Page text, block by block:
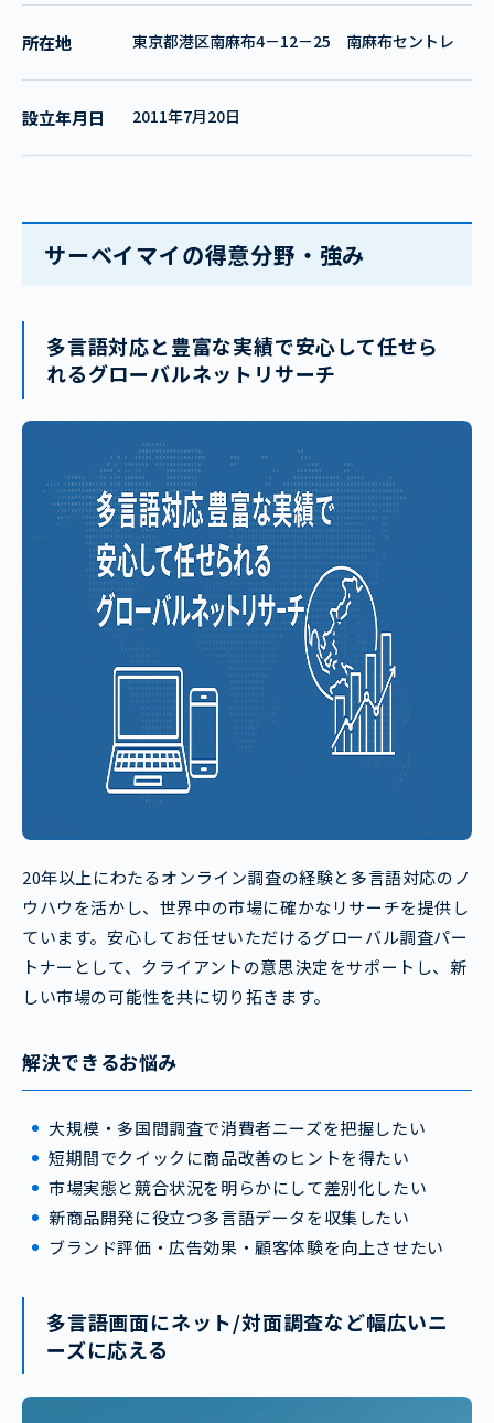
所在地 東京都港区南麻布4－12－25 南麻布セントレ
設立年月日 2011年7月20日
サーベイマイの得意分野・強み
多言語対応と豊富な実績で安心して任せら
れるグローバルネットリサーチ
20年以上にわたるオンライン調査の経験と多言語対応のノ
ウハウを活かし、世界中の市場に確かなリサーチを提供し
ています。安心してお任せいただけるグローバル調査パー
トナーとして、クライアントの意思決定をサポートし、新
しい市場の可能性を共に切り拓きます。
解決できるお悩み
大規模・多国間調査で消費者ニーズを把握したい
短期間でクイックに商品改善のヒントを得たい
市場実態と競合状況を明らかにして差別化したい
新商品開発に役立つ多言語データを収集したい
ブランド評価・広告効果・顧客体験を向上させたい
多言語画面にネット/対面調査など幅広いニ
ーズに応える